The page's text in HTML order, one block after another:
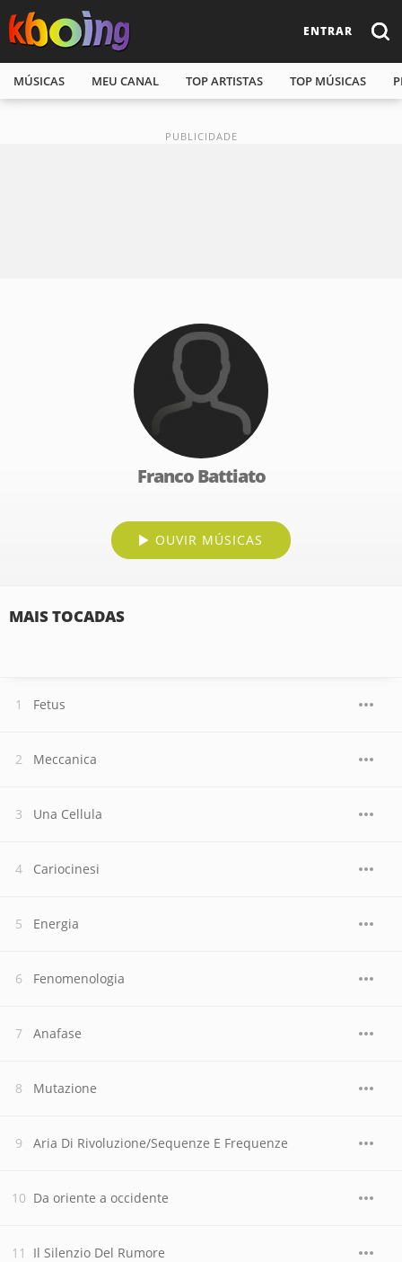
ENTRAR
MÚSICAS MEU CANAL TOP ARTISTAS TOP MÚSICAS
Franco Battiato
OUVIR MÚSICAS
MAIS TOCADAS
Fetus
Meccanica
Una Cellula
Cariocinesi
Energia
Fenomenologia
Anafase
Mutazione
Aria Di Rivoluzione/Sequenze E Frequenze
Da oriente a occidente
Il Silenzio Del Rumore